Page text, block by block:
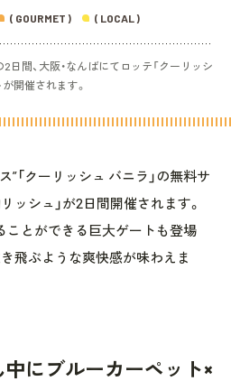
( GOURMET )
( LOCAL )
2日間、大阪・なんばにてロッテ「クーリッシ
開催されます。
”「クーリッシュ バニラ」の無料サ
ッシュ」が2日間開催されます。
ことができる巨大ゲートも登場
飛ぶような爽快感が味わえま
にブルーカーペット×